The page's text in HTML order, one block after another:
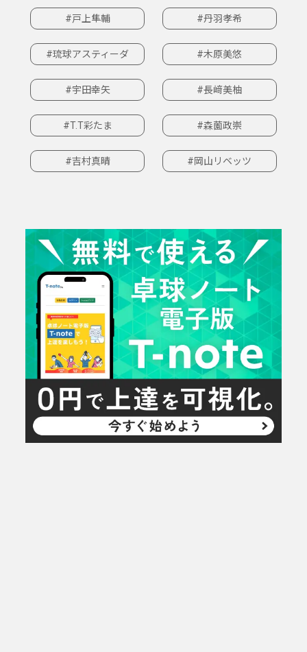
#戸上隼輔 #丹羽孝希
#琉球アスティーダ #木原美悠
#宇田幸矢 #長﨑美柚
#T.T彩たま #森薗政崇
#吉村真晴 #岡山リベッツ